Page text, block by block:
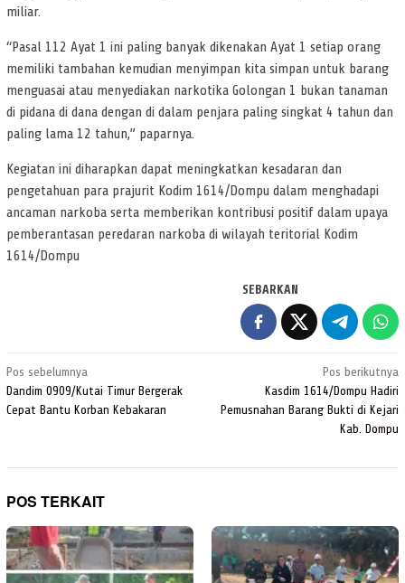
miliar.
“Pasal 112 Ayat 1 ini paling banyak dikenakan Ayat 1 setiap orang
memiliki tambahan kemudian menyimpan kita simpan untuk barang
menguasai atau menyediakan narkotika Golongan 1 bukan tanaman
di pidana di dana dengan di dalam penjara paling singkat 4 tahun dan
paling lama 12 tahun,” paparnya.
Kegiatan ini diharapkan dapat meningkatkan kesadaran dan
pengetahuan para prajurit Kodim 1614/Dompu dalam menghadapi
ancaman narkoba serta memberikan kontribusi positif dalam upaya
pemberantasan peredaran narkoba di wilayah teritorial Kodim
1614/Dompu
SEBARKAN
Navigasi
pos
Pos sebelumnya
Dandim 0909/Kutai Timur Bergerak
Cepat Bantu Korban Kebakaran
Pos berikutnya
Kasdim 1614/Dompu Hadiri
Pemusnahan Barang Bukti di Kejari
Kab. Dompu
POS TERKAIT